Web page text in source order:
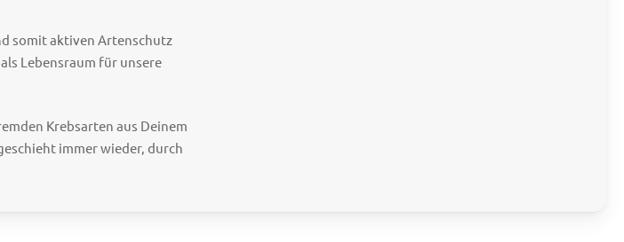
somit aktiven Artenschutz
Lebensraum für unsere
Krebsarten aus Deinem
immer wieder, durch